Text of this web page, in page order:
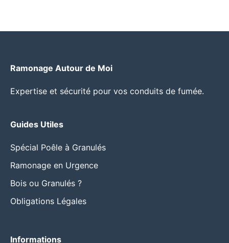
Ramonage Autour de Moi
Expertise et sécurité pour vos conduits de fumée.
Guides Utiles
Spécial Poêle à Granulés
Ramonage en Urgence
Bois ou Granulés ?
Obligations Légales
Informations